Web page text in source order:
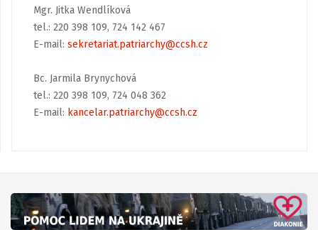
Mgr. Jitka Wendlíková
tel.: 220 398 109, 724 142 467
E-mail: sekretariat.patriarchy@ccsh.cz
Bc. Jarmila Brynychová
tel.: 220 398 109, 724 048 362
E-mail: kancelar.patriarchy@ccsh.cz